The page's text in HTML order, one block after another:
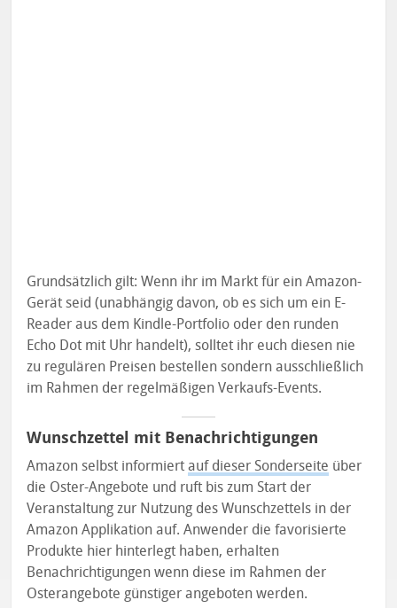
Grundsätzlich gilt: Wenn ihr im Markt für ein Amazon-
Gerät seid (unabhängig davon, ob es sich um ein E-
Reader aus dem Kindle-Portfolio oder den runden
Echo Dot mit Uhr handelt), solltet ihr euch diesen nie
zu regulären Preisen bestellen sondern ausschließlich
im Rahmen der regelmäßigen Verkaufs-Events.
Wunschzettel mit Benachrichtigungen
Amazon selbst informiertauf dieser Sonderseite über
die Oster-Angebote und ruft bis zum Start der
Veranstaltung zur Nutzung des Wunschzettels in der
Amazon Applikation auf. Anwender die favorisierte
Produkte hier hinterlegt haben, erhalten
Benachrichtigungen wenn diese im Rahmen der
Osterangebote günstiger angeboten werden.